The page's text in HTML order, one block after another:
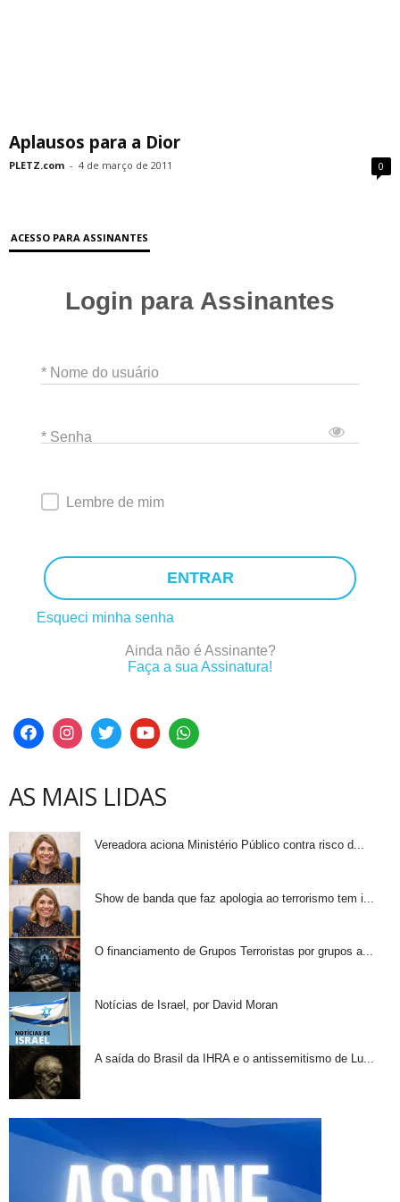
Aplausos para a Dior
PLETZ.com - 4 de março de 2011 0
ACESSO PARA ASSINANTES
Login para Assinantes
* Nome do usuário
* Senha
Lembre de mim
ENTRAR
Esqueci minha senha
Ainda não é Assinante?
Faça a sua Assinatura!
AS MAIS LIDAS
Vereadora aciona Ministério Público contra risco d...
Show de banda que faz apologia ao terrorismo tem i...
O financiamento de Grupos Terroristas por grupos a...
Notícias de Israel, por David Moran
A saída do Brasil da IHRA e o antissemitismo de Lu...